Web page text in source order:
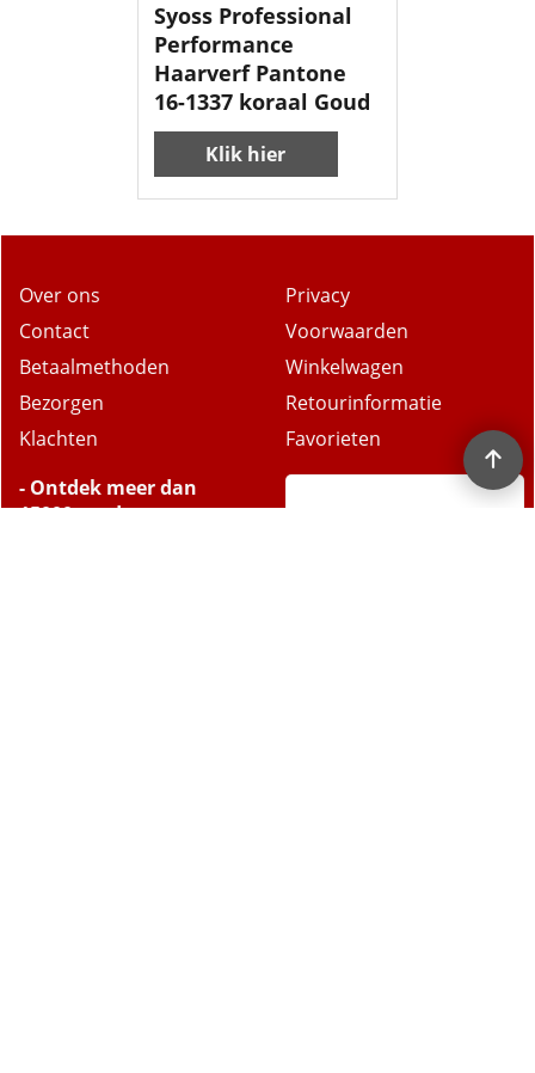
Syoss Professional
Performance
Haarverf Pantone
16-1337 koraal Goud
Klik hier
Over ons
Contact
Betaalmethoden
Bezorgen
Klachten
Privacy
Voorwaarden
Winkelwagen
Retourinformatie
Favorieten
- Ontdek meer dan
15000 producten.